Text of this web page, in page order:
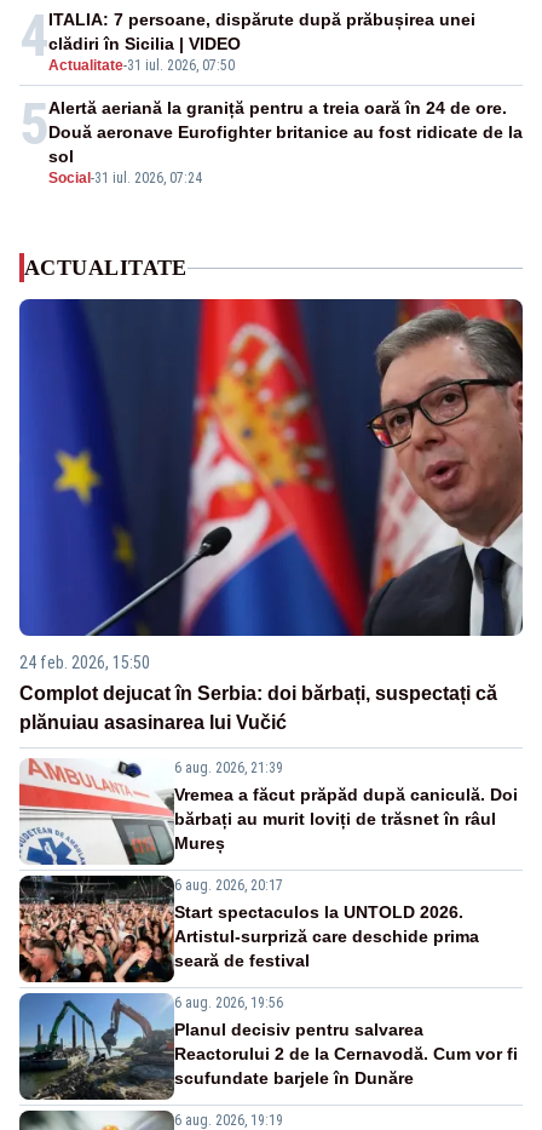
4Actualitate-31 iul. 2026, 07:50
ITALIA: 7 persoane, dispărute după prăbușirea unei
clădiri în Sicilia | VIDEO
5
Social -31 iul. 2026, 07:24
Alertă aeriană la graniță pentru a treia oară în 24 de ore.
Două aeronave Eurofighter britanice au fost ridicate de la
sol
ACTUALITATE
24 feb. 2026, 15:50
Complot dejucat în Serbia: doi bărbați, suspectați că
plănuiau asasinarea lui Vučić
6 aug. 2026, 21:39
Vremea a făcut prăpăd după caniculă. Doi
bărbați au murit loviți de trăsnet în râul
Mureș
6 aug. 2026, 20:17
Start spectaculos la UNTOLD 2026.
Artistul-surpriză care deschide prima
seară de festival
6 aug. 2026, 19:56
Planul decisiv pentru salvarea
Reactorului 2 de la Cernavodă. Cum vor fi
scufundate barjele în Dunăre
6 aug. 2026, 19:19